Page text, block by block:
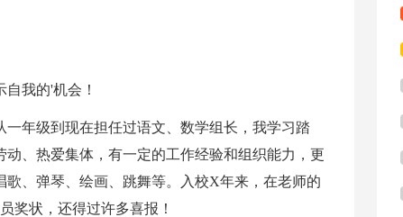
我的'机会！
年级到现在担任过语文、数学组长，我学习踏
、热爱集体，有一定的工作经验和组织能力，更
、弹琴、绘画、跳舞等。入校X年来，在老师的
奖状，还得过许多喜报！